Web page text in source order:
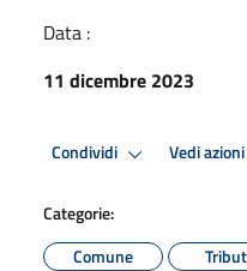
Data :
11 dicembre 2023
Condividi Vedi azioni
Categorie:
Comune